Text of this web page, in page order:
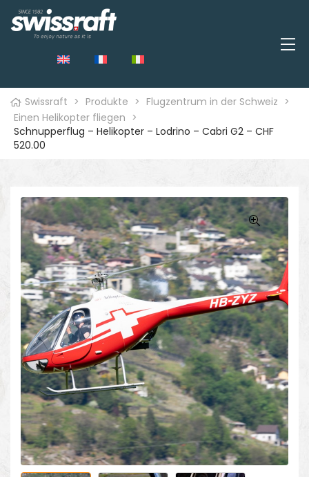
Swissraft > Produkte > Flugzentrum in der Schweiz >
Einen Helikopter fliegen >
Schnupperflug – Helikopter – Lodrino – Cabri G2 – CHF
520.00
🔍